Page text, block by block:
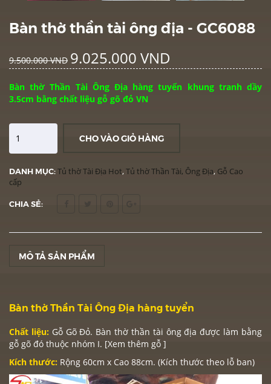
Bàn thờ thần tài ông địa - GC6088
9.500.000 VND 9.025.000 VND
Bàn thờ Thần Tài Ông Địa hàng tuyển khung tranh dầy
3.5cm bằng chất liệu gỗ gõ đỏ VN
CHO VÀO GIỎ HÀNG
DANH MỤC:Tủ thờ Tài Địa Hot,Tủ thờ Thần Tài, Ông Địa, Gỗ Cao
cấp
CHIA SẺ:
MÔ TẢ SẢN PHẨM
Bàn thờ Thần Tài Ông Địa hàng tuyển
Chất liệu: Gỗ Gõ Đỏ. Bàn thờ thần tài ông địa được làm bằng
gỗ gõ đó thuộc nhóm I. [Xem thêm gỗ ]
Kích thước: Rộng 60cm x Cao 88cm. (Kích thước theo lỗ ban)